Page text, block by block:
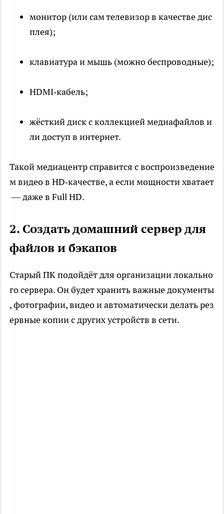
монитор (или сам телевизор в качестве дис
плея);
клавиатура и мышь (можно беспроводные);
HDMI‑кабель;
жёсткий диск с коллекцией медиафайлов и
ли доступ в интернет.
Такой медиацентр справится с воспроизведение
м видео в HD‑качестве, а если мощности хватает
— даже в Full HD.
2. Создать домашний сервер для
файлов и бэкапов
Старый ПК подойдёт для организации локально
го сервера. Он будет хранить важные документы
, фотографии, видео и автоматически делать рез
ервные копии с других устройств в сети.